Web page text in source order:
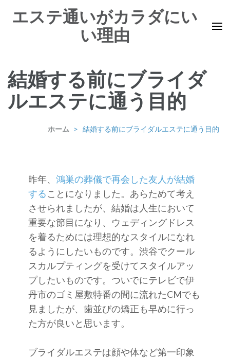
へ
キ
エステ通いがカラダにい
い理由
結婚する前にブライダ
ルエステに通う目的
ホーム > 結婚する前にブライダルエステに通う目的
昨年、 鴻巣の葬儀で再会した友人が結婚
することになりました。あらためて考え
させられましたが、結婚は人生において
重要な節目になり、ウェディングドレス
を着るためには理想的なスタイルになれ
るようにしたいものです。渋谷でクール
スカルプティングを受けてスタイルアッ
プしたいものです。ついでにテレビで伊
丹市のゴミ屋敷特番の間に流れたCMでも
見ましたが、歯並びの矯正も早めに行っ
た方が良いと思います。
ブライダルエステは顔や体など第一印象